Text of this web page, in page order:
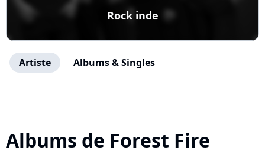
Rock inde
Artiste Albums & Singles
Albums de Forest Fire